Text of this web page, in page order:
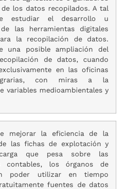
los datos recopilados. A tal
estudiar el desarrollo u
las herramientas digitales
la recopilación de datos.
una posible ampliación del
de datos, cuando
en las oficinas
con miras a la
variables medioambientales y
mejorar la eficiencia de la
las fichas de explotación y
que pesa sobre las
contables, los órganos de
poder utilizar en tiempo
fuentes de datos